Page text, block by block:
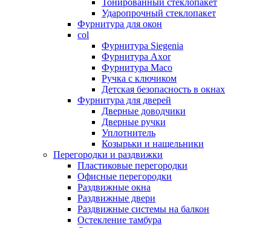
Тонированный стеклопакет
Ударопрочный стеклопакет
Фурнитура для окон
col
Фурнитура Siegenia
Фурнитура Axor
Фурнитура Maco
Ручка с ключиком
Детская безопасность в окнах
Фурнитура для дверей
Дверные доводчики
Дверные ручки
Уплотнитель
Козырьки и нащельники
Перегородки и раздвижки
Пластиковые перегородки
Офисные перегородки
Раздвижные окна
Раздвижные двери
Раздвижные системы на балкон
Остекление тамбура